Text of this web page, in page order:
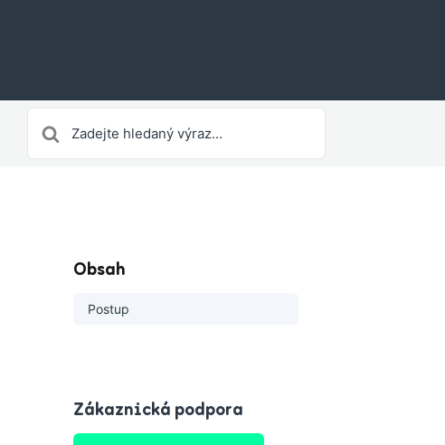
For
Obsah
Postup
Zákaznická podpora